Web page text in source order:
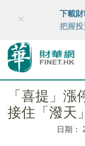
財華智庫網
×
下載
把握
「喜提」
接住「潑天
日期：